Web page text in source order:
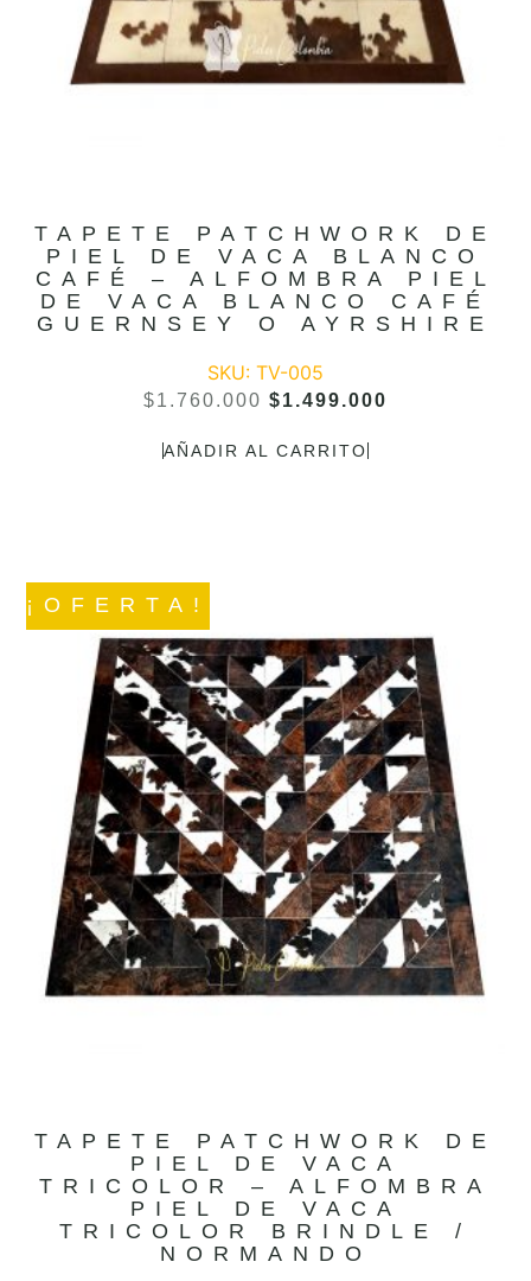
TAPETE PATCHWORK DE
PIEL DE VACA BLANCO
CAFÉ – ALFOMBRA PIEL
DE VACA BLANCO CAFÉ
GUERNSEY O AYRSHIRE
SKU: TV-005
$1.760.000 $1.499.000
AÑADIR AL CARRITO
¡OFERTA!
TAPETE PATCHWORK DE
PIEL DE VACA
TRICOLOR – ALFOMBRA
PIEL DE VACA
TRICOLOR BRINDLE /
NORMANDO